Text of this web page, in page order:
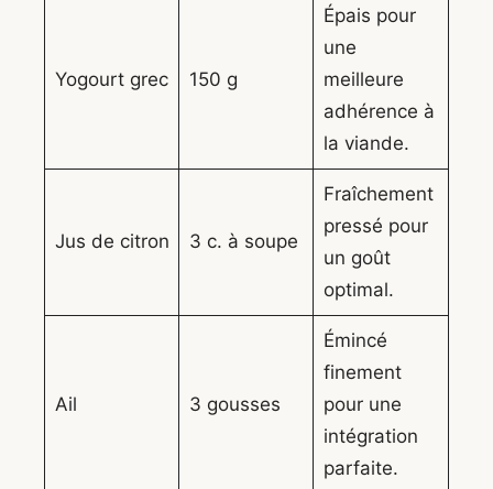
Yogourt grec 150 g
Épais pour
une
meilleure
adhérence à
la viande.
Jus de citron 3 c. à soupe
Fraîchement
pressé pour
un goût
optimal.
Ail 3 gousses
Émincé
finement
pour une
intégration
parfaite.